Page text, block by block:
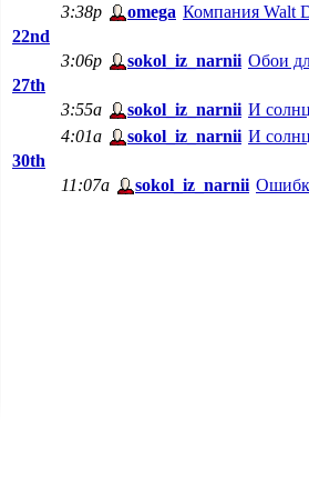
3:38p
omega Компания Walt
22nd
3:06p
sokol_iz_narnii Обои
27th
3:55a
sokol_iz_narnii И
4:01a
sokol_iz_narnii И
30th
11:07a
sokol_iz_narnii